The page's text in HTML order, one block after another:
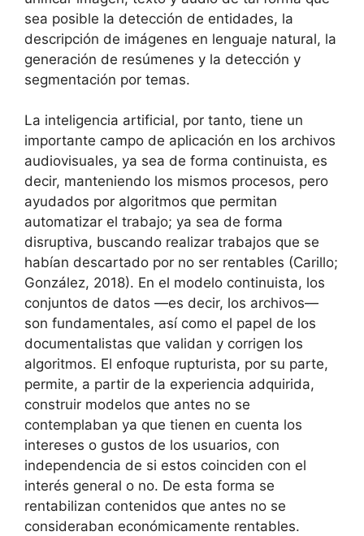
sea posible la detección de entidades, la
descripción de imágenes en lenguaje natural, la
generación de resúmenes y la detección y
segmentación por temas.
La inteligencia artificial, por tanto, tiene un
importante campo de aplicación en los archivos
audiovisuales, ya sea de forma continuista, es
decir, manteniendo los mismos procesos, pero
ayudados por algoritmos que permitan
automatizar el trabajo; ya sea de forma
disruptiva, buscando realizar trabajos que se
habían descartado por no ser rentables (Carillo;
González, 2018). En el modelo continuista, los
conjuntos de datos —es decir, los archivos—
son fundamentales, así como el papel de los
documentalistas que validan y corrigen los
algoritmos. El enfoque rupturista, por su parte,
permite, a partir de la experiencia adquirida,
construir modelos que antes no se
contemplaban ya que tienen en cuenta los
intereses o gustos de los usuarios, con
independencia de si estos coinciden con el
interés general o no. De esta forma se
rentabilizan contenidos que antes no se
consideraban económicamente rentables.